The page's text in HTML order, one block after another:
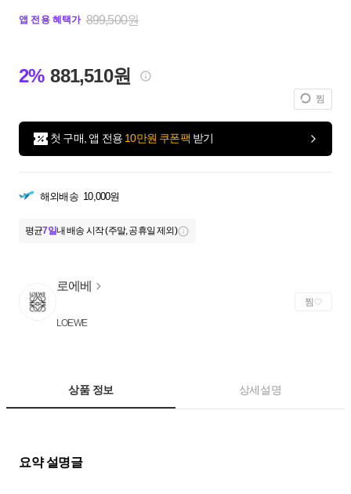
앱 전용 혜택가 899,500원
2% 881,510원
찜
첫 구매, 앱 전용 10만원 쿠폰팩 받기
해외배송 10,000원
평균7일내 배송 시작 (주말, 공휴일 제외)
로에베
LOEWE
찜
상품 정보 상세설명
요약 설명글